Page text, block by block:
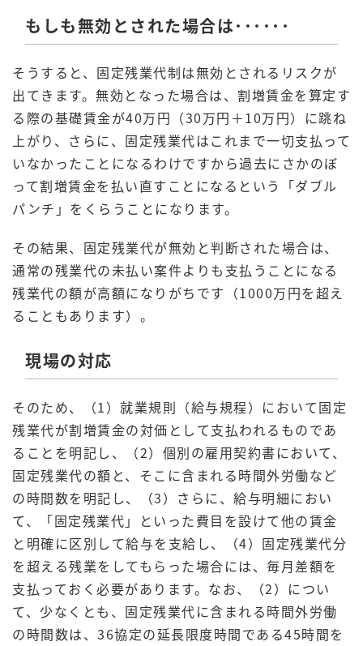
もしも無効とされた場合は･･････
そうすると、固定残業代制は無効とされるリスクが
出てきます。無効となった場合は、割増賃金を算定す
る際の基礎賃金が40万円（30万円＋10万円）に跳ね
上がり、さらに、固定残業代はこれまで一切支払って
いなかったことになるわけですから過去にさかのぼ
って割増賃金を払い直すことになるという「ダブル
パンチ」をくらうことになります。
その結果、固定残業代が無効と判断された場合は、
通常の残業代の未払い案件よりも支払うことになる
残業代の額が高額になりがちです（1000万円を超え
ることもあります）。
現場の対応
そのため、（1）就業規則（給与規程）において固定
残業代が割増賃金の対価として支払われるものであ
ることを明記し、（2）個別の雇用契約書において、
固定残業代の額と、そこに含まれる時間外労働など
の時間数を明記し、（3）さらに、給与明細におい
て、「固定残業代」といった費目を設けて他の賃金
と明確に区別して給与を支給し、（4）固定残業代分
を超える残業をしてもらった場合には、毎月差額を
支払っておく必要があります。なお、（2）につい
て、少なくとも、固定残業代に含まれる時間外労働
の時間数は、36協定の延長限度時間である45時間を